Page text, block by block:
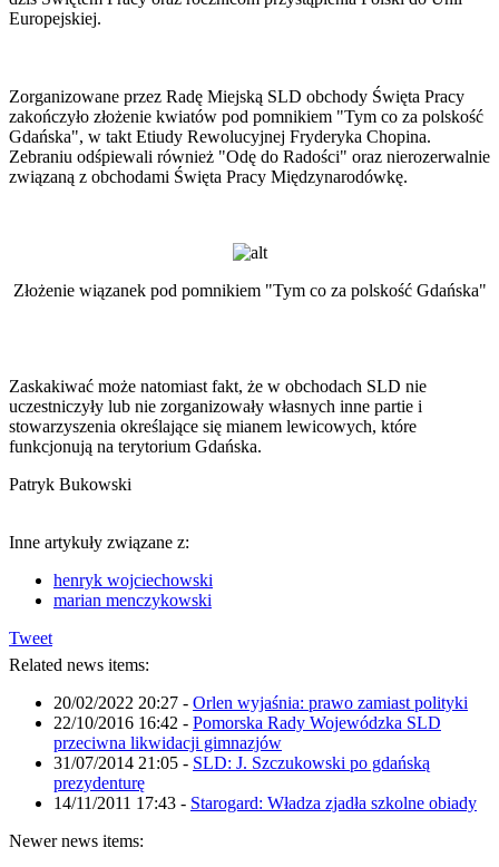
Europejskiej.
Zorganizowane przez Radę Miejską SLD obchody Święta Pracy
zakończyło złożenie kwiatów pod pomnikiem "Tym co za polskość
Gdańska", w takt Etiudy Rewolucyjnej Fryderyka Chopina.
Zebraniu odśpiewali również "Odę do Radości" oraz nierozerwalnie
związaną z obchodami Święta Pracy Międzynarodówkę.
Złożenie wiązanek pod pomnikiem "Tym co za polskość Gdańska"
Zaskakiwać może natomiast fakt, że w obchodach SLD nie
uczestniczyły lub nie zorganizowały własnych inne partie i
stowarzyszenia określające się mianem lewicowych, które
funkcjonują na terytorium Gdańska.
Patryk Bukowski
Inne artykuły związane z:
henryk wojciechowski
marian menczykowski
Tweet
Related news items:
20/02/2022 20:27 - Orlen wyjaśnia: prawo zamiast polityki
22/10/2016 16:42 - Pomorska Rady Wojewódzka SLD
przeciwna likwidacji gimnazjów
31/07/2014 21:05 - SLD: J. Szczukowski po gdańską
prezydenturę
14/11/2011 17:43 - Starogard: Władza zjadła szkolne obiady
Newer news items: